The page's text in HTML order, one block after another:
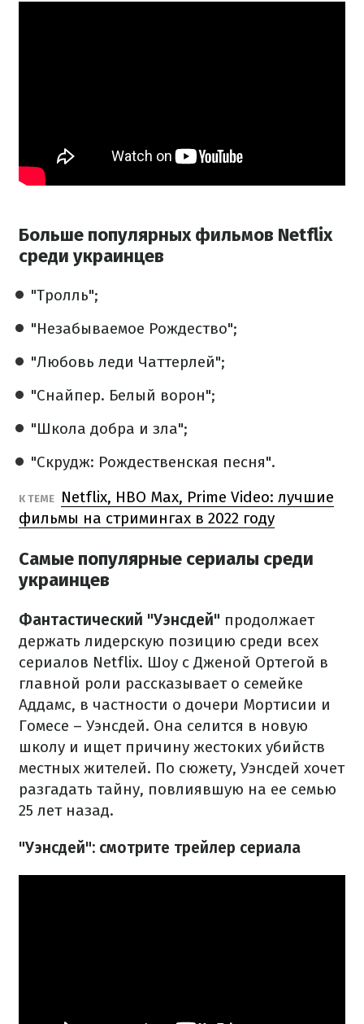
Больше популярных фильмов Netflix
среди украинцев
"Тролль";
"Незабываемое Рождество";
"Любовь леди Чаттерлей";
"Снайпер. Белый ворон";
"Школа добра и зла";
"Скрудж: Рождественская песня".
К ТЕМЕ
Netflix, HBO Max, Prime Video: лучшие
фильмы на стримингах в 2022 году
Самые популярные сериалы среди
украинцев
Фантастический "Уэнсдей" продолжает
держать лидерскую позицию среди всех
сериалов Netflix. Шоу с Дженой Ортегой в
главной роли рассказывает о семейке
Аддамс, в частности о дочери Мортисии и
Гомесе – Уэнсдей. Она селится в новую
школу и ищет причину жестоких убийств
местных жителей. По сюжету, Уэнсдей хочет
разгадать тайну, повлиявшую на ее семью
25 лет назад.
"Уэнсдей​": смотрите трейлер сериала